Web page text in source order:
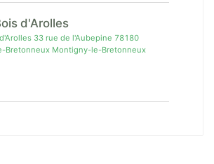
d'Arolles
33 rue de l'Aubepine 78180
Bretonneux Montigny-le-Bretonneux